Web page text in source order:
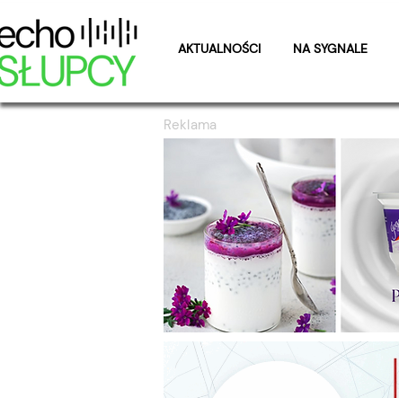
AKTUALNOŚCI NA SYGNALE
Reklama